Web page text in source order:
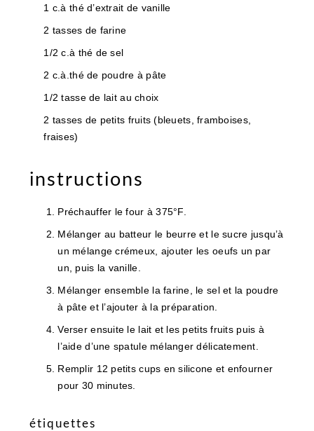
1 c.à thé d’extrait de vanille
2 tasses de farine
1/2 c.à thé de sel
2 c.à.thé de poudre à pâte
1/2 tasse de lait au choix
2 tasses de petits fruits (bleuets, framboises,
fraises)
instructions
Préchauffer le four à 375°F.
Mélanger au batteur le beurre et le sucre jusqu’à
un mélange crémeux, ajouter les oeufs un par
un, puis la vanille.
Mélanger ensemble la farine, le sel et la poudre
à pâte et l’ajouter à la préparation.
Verser ensuite le lait et les petits fruits puis à
l’aide d’une spatule mélanger délicatement.
Remplir 12 petits cups en silicone et enfourner
pour 30 minutes.
étiquettes